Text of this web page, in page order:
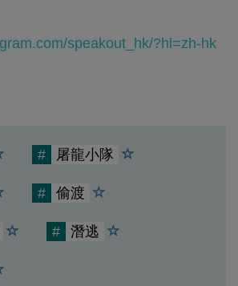
speakout_hk/?hl=zh-hk
# 屠龍小隊
# 偷渡
# 潛逃